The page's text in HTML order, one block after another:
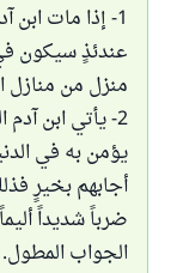
1- إذا مات
عندئذٍ سيكون
منزل من منازل
2- يأتي ابن
يؤمن به في
أجابهم بخيرٍ
ضرباً شديداً
الجواب المطول.